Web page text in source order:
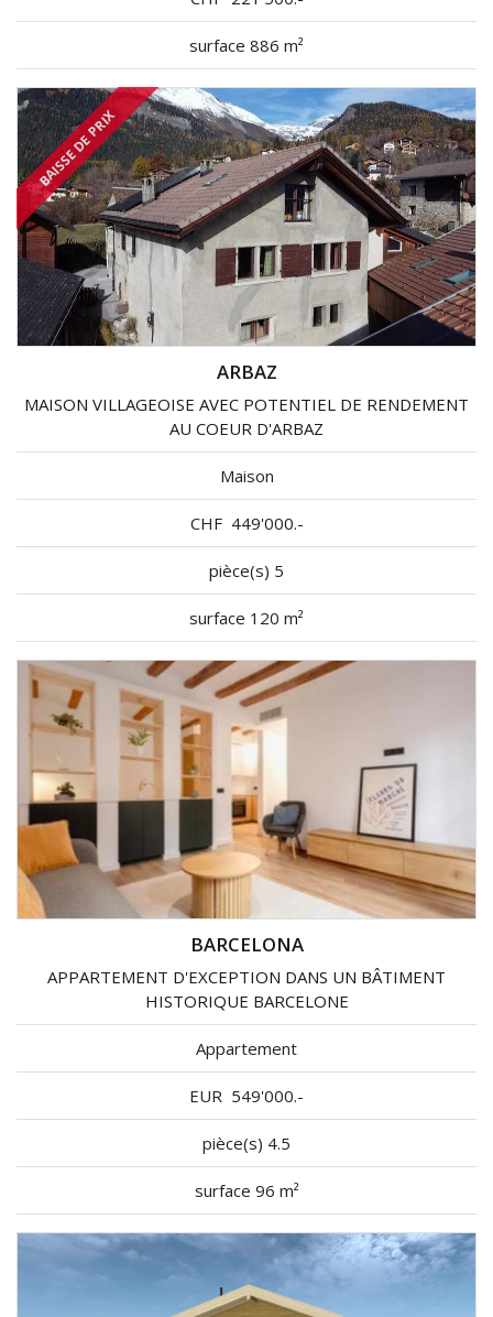
surface 886 m²
BAISSE DE PRIX
ARBAZ
MAISON VILLAGEOISE AVEC POTENTIEL DE RENDEMENT
AU COEUR D'ARBAZ
Maison
CHF 449'000.-
pièce(s) 5
surface 120 m²
BARCELONA
APPARTEMENT D'EXCEPTION DANS UN BÂTIMENT
HISTORIQUE BARCELONE
Appartement
EUR 549'000.-
pièce(s) 4.5
surface 96 m²